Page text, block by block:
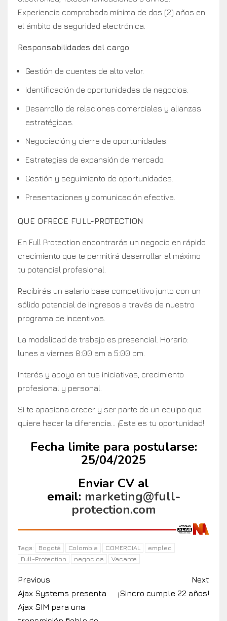
Experiencia comprobada mínima de dos (2) años en
el ámbito de seguridad electrónica.
Responsabilidades del cargo
Gestión de cuentas de alto valor.
Identificación de oportunidades de negocios.
Desarrollo de relaciones comerciales y alianzas
estratégicas.
Negociación y cierre de oportunidades.
Estrategias de expansión de mercado.
Gestión y seguimiento de oportunidades.
Presentaciones y comunicación efectiva.
QUE OFRECE FULL-PROTECTION
En Full Protection encontrarás un negocio en rápido
crecimiento que te permitirá desarrollar al máximo
tu potencial profesional.
Recibirás un salario base competitivo junto con un
sólido potencial de ingresos a través de nuestro
programa de incentivos.
La modalidad de trabajo es presencial. Horario:
lunes a viernes 8:00 am a 5:00 pm.
Interés y apoyo en tus iniciativas, crecimiento
profesional y personal.
Si te apasiona crecer y ser parte de un equipo que
quiere hacer la diferencia… ¡Esta es tu oportunidad!
Fecha limite para postularse:
25/04/2025
Enviar CV al
email: marketing@full-
protection.com
Tags: Bogotá Colombia COMERCIAL
empleo
Full-Protection
negocios Vacante
Previous
Ajax Systems presenta
Ajax SIM para una
Next
¡Sincro cumple 22 años!